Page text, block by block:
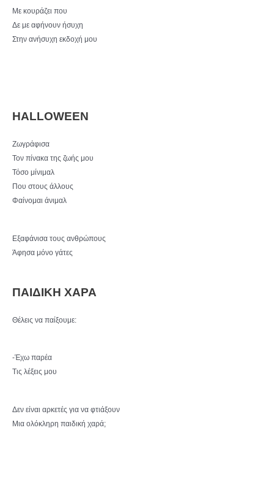
Με κουράζει που
Δε με αφήνουν ήσυχη
Στην ανήσυχη εκδοχή μου
HALLOWEEN
Ζωγράφισα
Τον πίνακα της ζωής μου
Τόσο μίνιμαλ
Που στους άλλους
Φαίνομαι άνιμαλ
Εξαφάνισα τους ανθρώπους
Άφησα μόνο γάτες
ΠΑΙΔΙΚΗ ΧΑΡΑ
Θέλεις να παίξουμε:
-Έχω παρέα
Τις λέξεις μου
Δεν είναι αρκετές για να φτιάξουν
Μια ολόκληρη παιδική χαρά;